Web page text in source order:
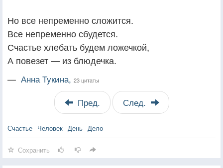
Но все непременно сложится.
Все непременно сбудется.
Счастье хлебать будем ложечкой,
А повезет — из блюдечка.
— Анна Тукина, 23 цитаты
Пред. След.
Счастье Человек День Дело
Сохранить